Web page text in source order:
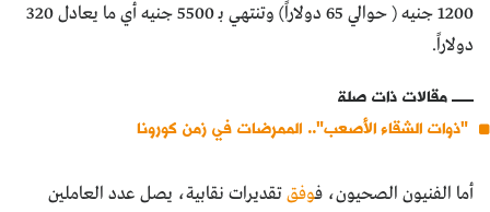
1200 جنيه ( حوالي 65 دولاراً) وتنتهي بـ 5500 جنيه أي ما يعادل 320
دولاراً.
مقالات ذات صلة
"ذوات الشقاء الأصعب".. الممرضات في زمن كورونا
أما الفنيون الصحيون، فوفقتقديرات نقابية، يصل عدد العاملين